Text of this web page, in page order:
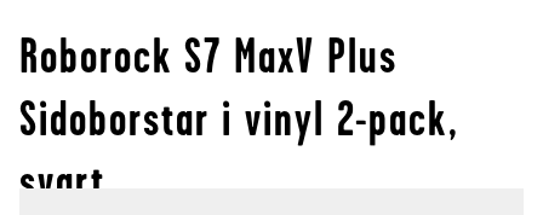
Roborock S7 MaxV Plus
Sidoborstar i vinyl 2-pack,
svart